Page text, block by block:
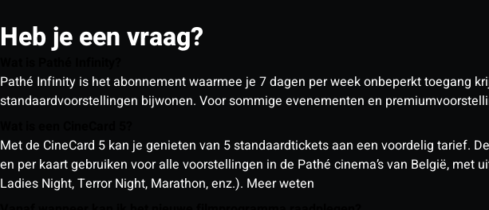
Heb je een vraag?
Pathé Infinity is het abonnement waarmee je 7 dagen per week onbeperkt toegang
standaardvoorstellingen bijwonen. Voor sommige evenementen en
Met de CineCard 5 kan je genieten van 5 standaardtickets aan een voordelig tarief.
en per kaart gebruiken voor alle voorstellingen in de Pathé cinema’s van België,
Ladies Night, Terror Night, Marathon, enz.). Meer weten